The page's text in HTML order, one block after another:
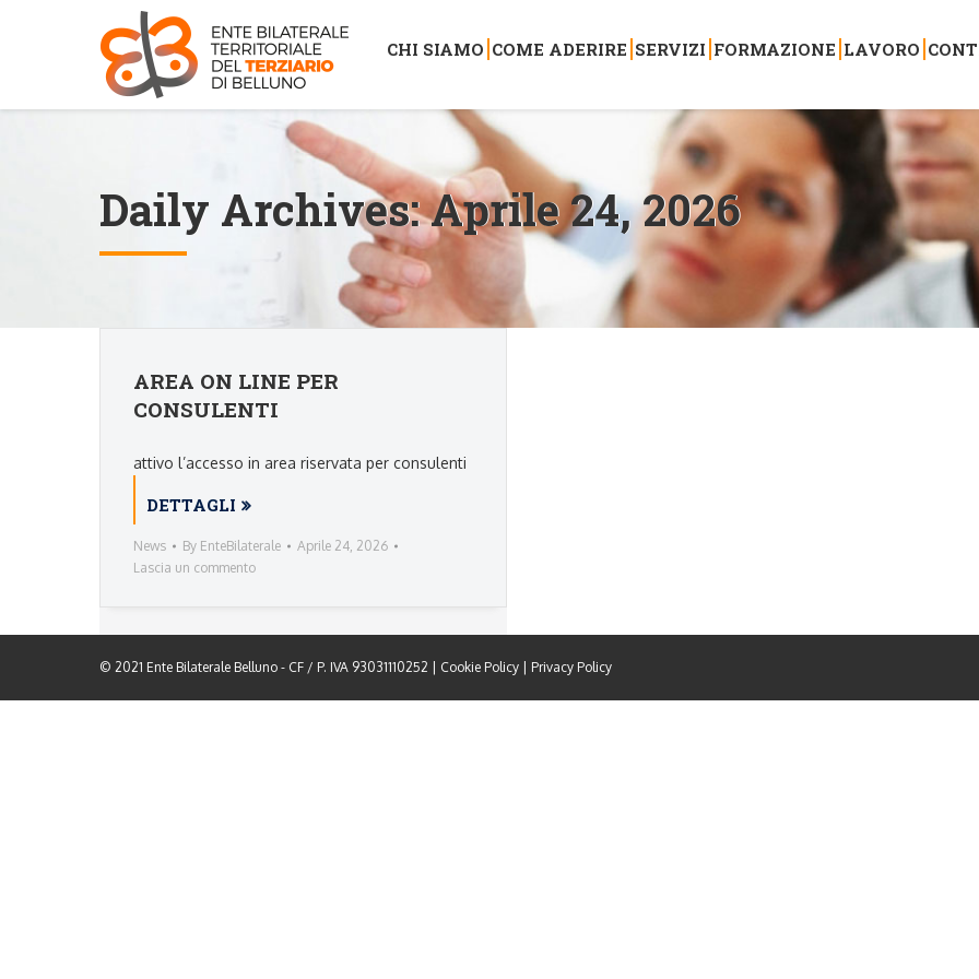
CHI SIAMO COME ADERIRE SERVIZI FORMAZIONE LAVORO
Daily Archives:Aprile 24, 2026
AREA ON LINE PER
CONSULENTI
attivo l’accesso in area riservata per consulenti
DETTAGLI
News By EnteBilaterale
Aprile 24, 2026
Lascia un commento
© 2021 Ente Bilaterale Belluno - CF / P. IVA 93031110252 | Cookie Policy Privacy Policy